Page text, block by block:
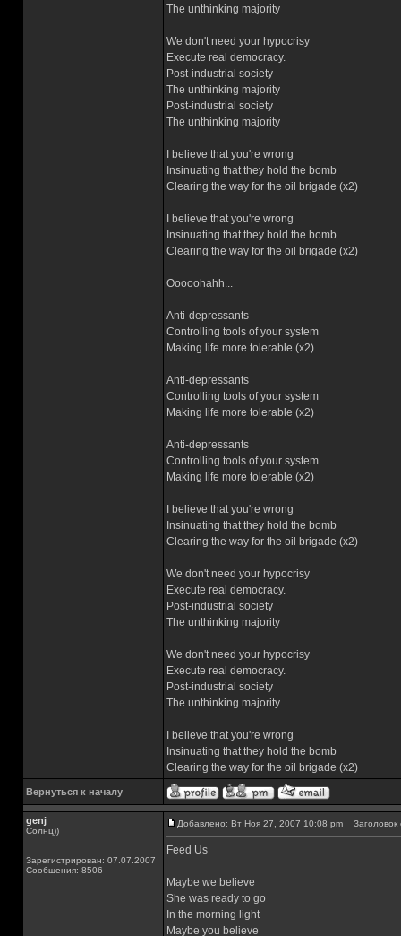
The unthinking majority
We don't need your hypocrisy
Execute real democracy.
Post-industrial society
The unthinking majority
Post-industrial society
The unthinking majority
I believe that you're wrong
Insinuating that they hold the bomb
Clearing the way for the oil brigade (x2)
I believe that you're wrong
Insinuating that they hold the bomb
Clearing the way for the oil brigade (x2)
Ooooohahh...
Anti-depressants
Controlling tools of your system
Making life more tolerable (x2)
Anti-depressants
Controlling tools of your system
Making life more tolerable (x2)
Anti-depressants
Controlling tools of your system
Making life more tolerable (x2)
I believe that you're wrong
Insinuating that they hold the bomb
Clearing the way for the oil brigade (x2)
We don't need your hypocrisy
Execute real democracy.
Post-industrial society
The unthinking majority
We don't need your hypocrisy
Execute real democracy.
Post-industrial society
The unthinking majority
I believe that you're wrong
Insinuating that they hold the bomb
Clearing the way for the oil brigade (x2)
Вернуться к началу
genj
Солнц))
Зарегистрирован: 07.07.2007
Сообщения: 8506
Добавлено: Вт Ноя 27, 2007 10:08 pm Заголовок
Feed Us
Maybe we believe
She was ready to go
In the morning light
Maybe you believe